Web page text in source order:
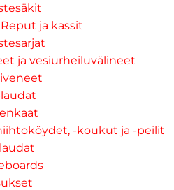
Reput ja kassit
ja vesiurheiluvälineet
-koukut ja -peilit